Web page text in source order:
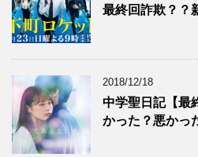
最終回詐欺？？
2018/12/18
中学聖日記【最
かった？悪かっ